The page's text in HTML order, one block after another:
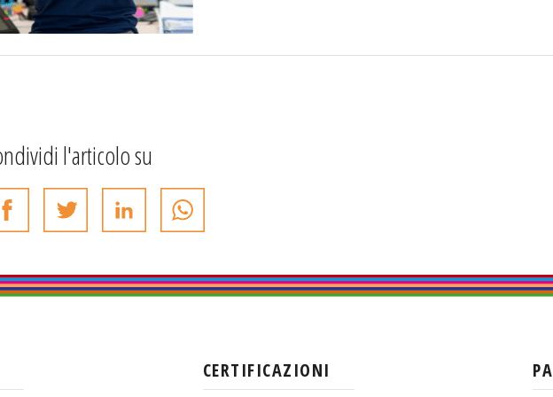
l'articolo su
CERTIFICAZIONI